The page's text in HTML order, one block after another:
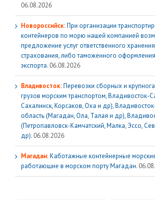
06.08.2026
Новороссийск:При организации
контейнеров по морю нашей компанией
предложение услуг ответственного
страхования, либо таможенного
экспорта. 06.08.2026
Владивосток:Перевозки сборных и
грузов морским транспортом,
Сахалинск, Корсаков, Оха и др),
область (Магадан, Ола, Талая и др),
(Петропавловск-Камчатский, Малка, Эссо,
др). 06.08.2026
Магадан:Каботажные контейнерные
работающие в морском порту Магадан.